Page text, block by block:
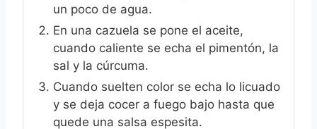
un poco de agua.
En una cazuela se pone el aceite,
cuando caliente se echa el pimentón, la
sal y la cúrcuma.
Cuando suelten color se echa lo licuado
y se deja cocer a fuego bajo hasta que
quede una salsa espesita.